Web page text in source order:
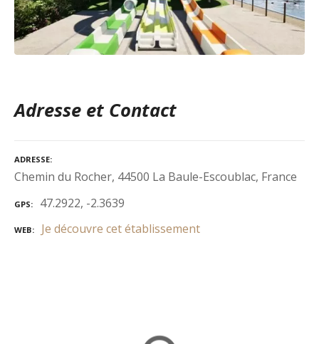
Adresse et Contact
ADRESSE
Chemin du Rocher, 44500 La Baule-Escoublac, France
GPS 47.2922, -2.3639
WEB Je découvre cet établissement